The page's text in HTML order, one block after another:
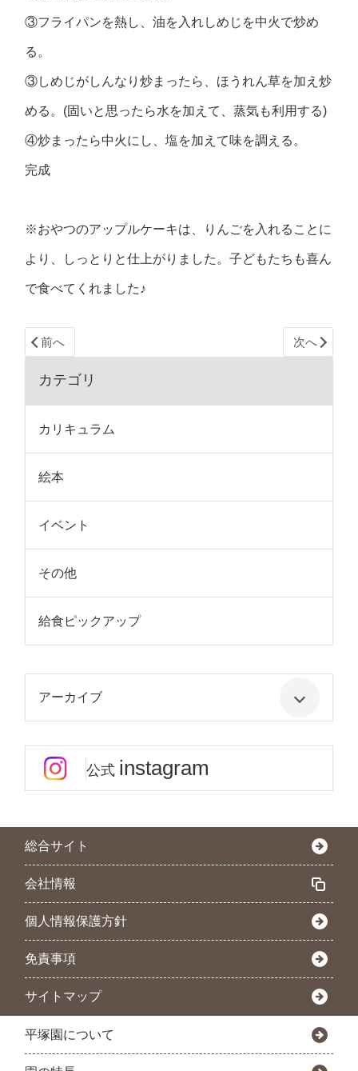
③フライパンを熱し、油を入れしめじを中火で炒め
る。
③しめじがしんなり炒まったら、ほうれん草を加え炒
める。(固いと思ったら水を加えて、蒸気も利用する)
④炒まったら中火にし、塩を加えて味を調える。
完成
※おやつのアップルケーキは、りんごを入れることに
より、しっとりと仕上がりました。子どもたちも喜ん
で食べてくれました♪
前へ 次へ
カテゴリ
カリキュラム
絵本
イベント
その他
給食ピックアップ
アーカイブ
公式 instagram
総合サイト
会社情報
個人情報保護方針
免責事項
サイトマップ
平塚園について